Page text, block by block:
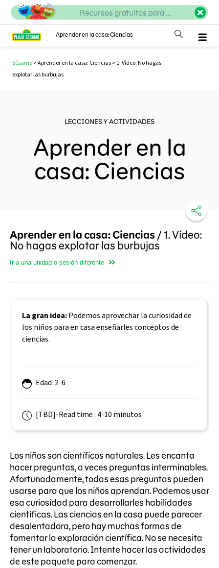
Recursos gratuitos para ...
Aprender en la casa: Ciencias
Sésamo>Aprender en la casa: Ciencias> 1. Vídeo: No hagas
explotar las burbujas
LECCIONES Y ACTIVIDADES
Aprender en la
casa: Ciencias
Aprender en la casa: Ciencias/1. Vídeo:
No hagas explotar las burbujas
Ir a una unidad o sesión diferente
La gran idea:Podemos aprovechar la curiosidad de
los niños para en casa enseñarles conceptos de
ciencias.
Edad :2-6
[TBD]-Read time : 4-10 minutos
Los niños son científicos naturales. Les encanta
hacer preguntas, a veces preguntas interminables.
Afortunadamente, todas esas preguntas pueden
usarse para que los niños aprendan. Podemos usar
esa curiosidad para desarrollarles habilidades
científicas. Las ciencias en la casa puede parecer
desalentadora, pero hay muchas formas de
fomentar la exploración científica. No se necesita
tener un laboratorio. Intente hacer las actividades
de este paquete para comenzar.